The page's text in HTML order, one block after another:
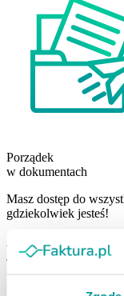
Porządek
w dokumentach
Masz dostęp do
gdziekolwiek jesteś!